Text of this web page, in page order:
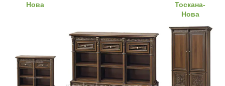
Нова
Тоскана-
Нова